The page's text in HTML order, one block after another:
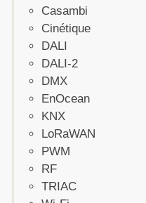
Casambi
Cinétique
DALI
DALI-2
DMX
EnOcean
KNX
LoRaWAN
PWM
RF
TRIAC